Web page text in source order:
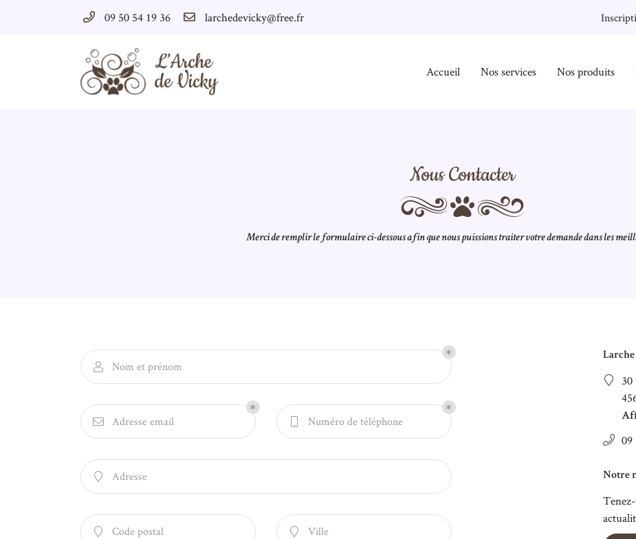
09 50 54 19 36
Accueil Nos services Nos produits
45600 SULLY-SUR-LOIRE
09 50 54 19 36
Inscription
Nous Contacter
Merci de remplir le formulaire ci-dessous afin que nous puissions traiter votre demande dans les
 Nom et prénom
 Adresse email Numéro de téléphone
 Adresse
 Code postal  Ville
09
Notre